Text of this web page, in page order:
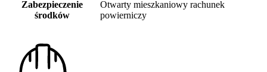
Zabezpieczenie
środków
Otwarty mieszkaniowy rachunek
powierniczy